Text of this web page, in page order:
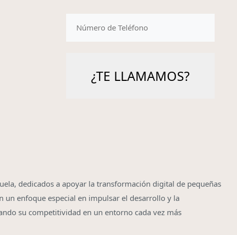
dedicados a apoyar la transformación digital de pequeñas
un enfoque especial en impulsar el desarrollo y la
su competitividad en un entorno cada vez más